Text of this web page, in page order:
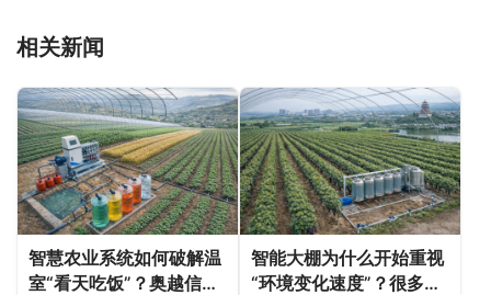
相关新闻
智慧农业系统如何破解温
室“看天吃饭”？奥越信科
智能大棚为什么开始重视
“环境变化速度”？很多农